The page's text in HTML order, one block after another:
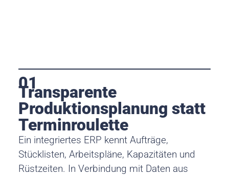
01
Transparente
Produktionsplanung statt
Terminroulette
Ein integriertes ERP kennt Aufträge,
Stücklisten, Arbeitspläne, Kapazitäten und
Rüstzeiten. In Verbindung mit Daten aus